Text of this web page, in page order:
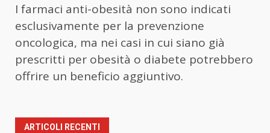
I farmaci anti-obesità non sono indicati
esclusivamente per la prevenzione
oncologica, ma nei casi in cui siano già
prescritti per obesità o diabete potrebbero
offrire un beneficio aggiuntivo.
ARTICOLI RECENTI